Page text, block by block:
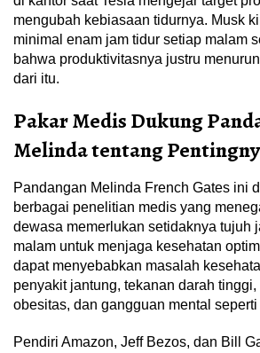
mengubah kebiasaan tidurnya. Musk
minimal enam jam tidur setiap malam
bahwa produktivitasnya justru
dari itu.
Pakar Medis Dukung
Melinda tentang
Pandangan Melinda French Gates ini
berbagai penelitian medis yang
dewasa memerlukan setidaknya tujuh
malam untuk menjaga kesehatan
dapat menyebabkan masalah
penyakit jantung, tekanan darah
obesitas, dan gangguan mental seperti
Pendiri Amazon, Jeff Bezos, dan Bill